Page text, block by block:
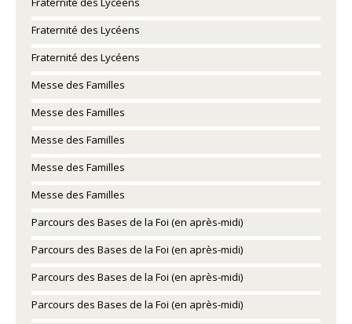
Fraternité des Lycéens
Fraternité des Lycéens
Messe des Familles
Messe des Familles
Messe des Familles
Messe des Familles
Messe des Familles
Parcours des Bases de la Foi (en après-midi)
Parcours des Bases de la Foi (en après-midi)
Parcours des Bases de la Foi (en après-midi)
Parcours des Bases de la Foi (en après-midi)